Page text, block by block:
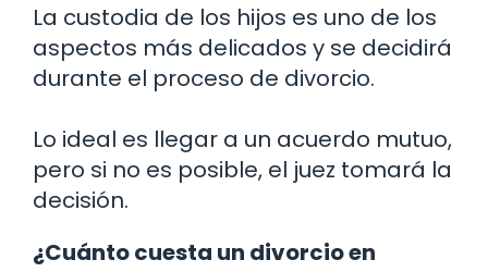
La custodia de los hijos es uno de los
aspectos más delicados y se decidirá
durante el proceso de divorcio.
Lo ideal es llegar a un acuerdo mutuo,
pero si no es posible, el juez tomará la
decisión.
¿Cuánto cuesta un divorcio en